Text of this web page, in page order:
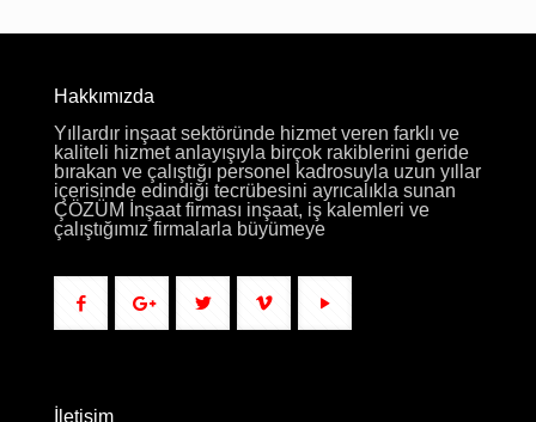
Hakkımızda
Yıllardır inşaat sektöründe hizmet veren farklı ve
kaliteli hizmet anlayışıyla birçok rakiblerini geride
bırakan ve çalıştığı personel kadrosuyla uzun yıllar
içerisinde edindiği tecrübesini ayrıcalıkla sunan
ÇÖZÜM İnşaat firması inşaat, iş kalemleri ve
çalıştığımız firmalarla büyümeye
İletişim